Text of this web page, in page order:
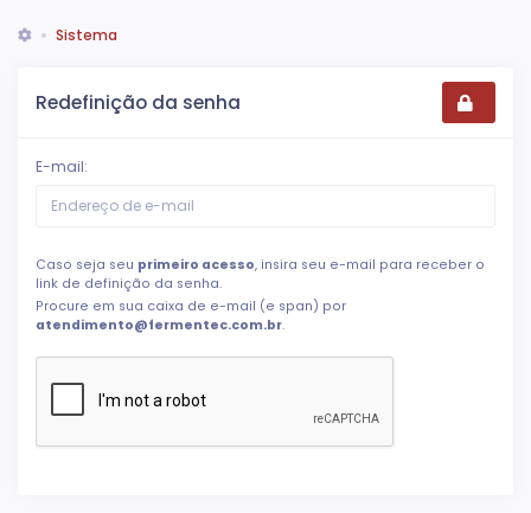
Sistema
Redefinição da senha
E-mail:
Caso seja seu primeiro acesso, insira seu e-mail para receber o
link de definição da senha.
Procure em sua caixa de e-mail (e span) por
atendimento@fermentec.com.br.